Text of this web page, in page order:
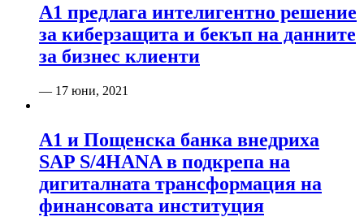
А1 предлага интелигентно решение
за киберзащита и бекъп на данните
за бизнес клиенти
— 17 юни, 2021
А1 и Пощенска банка внедриха
SAP S/4HANA в подкрепа на
дигиталната трансформация на
финансовата институция